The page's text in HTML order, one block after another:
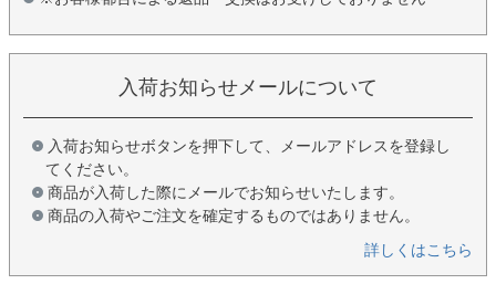
入荷お知らせメールについて
入荷お知らせボタンを押下して、メールアドレスを登録し
てください。
商品が入荷した際にメールでお知らせいたします。
商品の入荷やご注文を確定するものではありません。
詳しくはこちら